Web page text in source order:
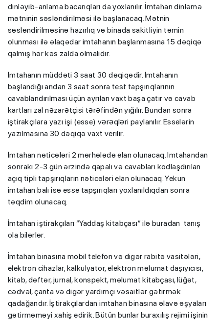
dinləyib-anlama bacarıqları da yoxlanılır. İmtahan dinləmə
mətninin səsləndirilməsi ilə başlanacaq. Mətnin
səsləndirilməsinə hazırlıq və binada sakitliyin təmin
olunması ilə əlaqədar imtahanın başlanmasına 15 dəqiqə
qalmış hər kəs zalda olmalıdır.
İmtahanın müddəti 3 saat 30 dəqiqədir. İmtahanın
başlandığı andan 3 saat sonra test tapşırıqlarının
cavablandırılması üçün ayrılan vaxt başa çatır və cavab
kartları zal nәzarәtçisi tәrәfindәn yığılır. Bundan sonra
iştirakçılara yazı işi (esse) vәrәqlәri paylanılır. Esselərin
yazılmasına 30 dəqiqə vaxt verilir.
İmtahan nəticələri 2 mərhələdə elan olunacaq. İmtahandan
sonrakı 2-3 gün ərzində qapalı və cavabları kodlaşdırılan
açıq tipli tapşırıqların nəticələri elan olunacaq. Yekun
imtahan balı isə esse tapşırıqları yoxlanıldıqdan sonra
təqdim olunacaq.
İmtahan iştirakçıları “Yaddaş kitabçası” ilə buradan tanış
ola bilərlər.
İmtahan binasına mobil telefon və digər rabitə vasitələri,
elektron cihazlar, kalkulyator, elektron məlumat daşıyıcısı,
kitab, dəftər, jurnal, konspekt, məlumat kitabçası, lüğət,
cədvəl, çanta və digər yardımçı vəsaitlər gətirmək
qadağandır. İştirakçılardan imtahan binasına əlavə əşyaları
gətirməməyi xahiş edirik. Bütün bunlar buraxılış rejimi işinin